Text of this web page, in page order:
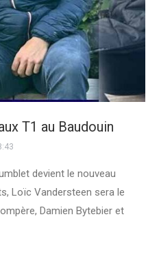
T1 au Baudouin
devient le nouveau
Loïc Vandersteen sera le
Damien Bytebier et